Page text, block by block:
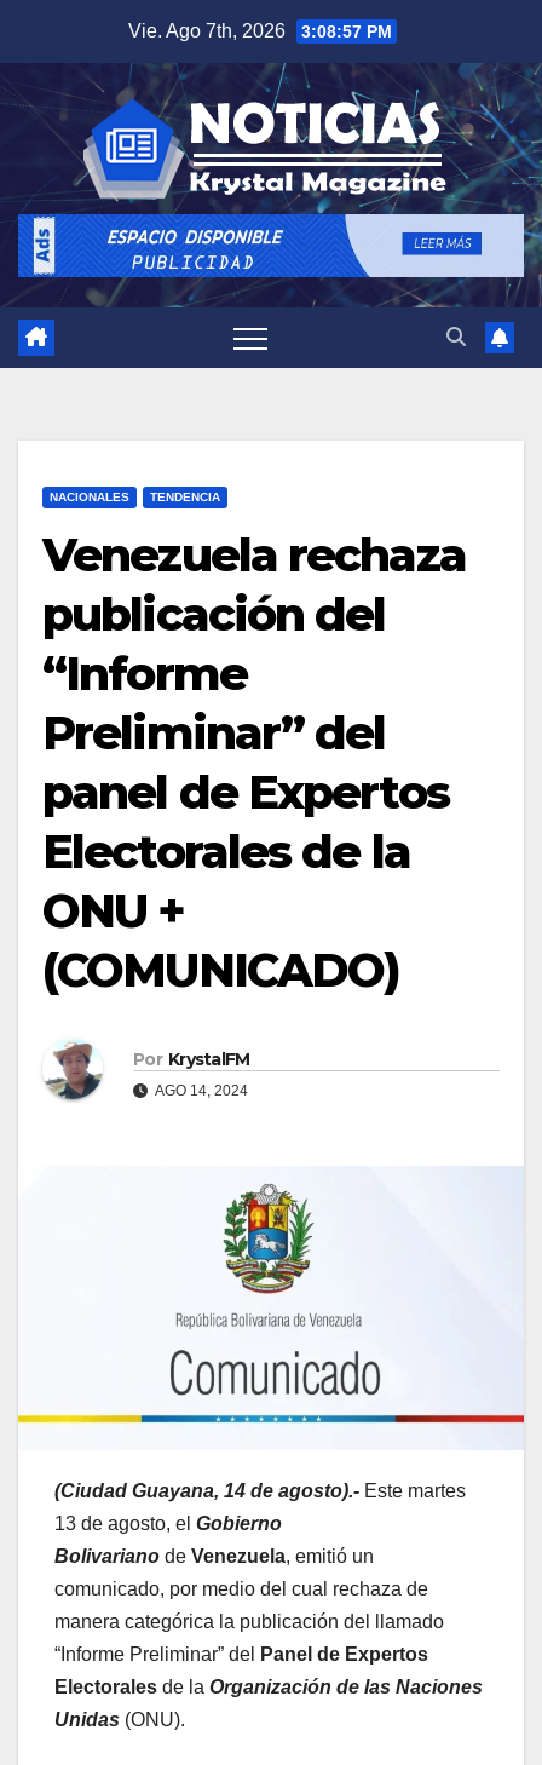
contenido
Vie. Ago 7th, 2026 3:08:58 PM
NACIONALES TENDENCIA
Venezuela rechaza
publicación del
“Informe
Preliminar” del
panel de Expertos
Electorales de la
ONU +
(COMUNICADO)
Por KrystalFM
AGO 14, 2024
(Ciudad Guayana, 14 de agosto).- Este martes
13 de agosto, el Gobierno
Bolivariano de Venezuela, emitió un
comunicado, por medio del cual rechaza de
manera categórica la publicación del llamado
“Informe Preliminar” del
Panel de Expertos
Electorales de la Organización de las Naciones
Unidas (ONU).